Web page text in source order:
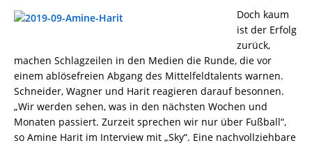
Doch kaum
ist der Erfolg
zurück,
machen Schlagzeilen in den Medien die Runde, die vor
einem ablösefreien Abgang des Mittelfeldtalents warnen.
Schneider, Wagner und Harit reagieren darauf besonnen.
„Wir werden sehen, was in den nächsten Wochen und
Monaten passiert. Zurzeit sprechen wir nur über Fußball“,
so Amine Harit im Interview mit „Sky“. Eine nachvollziehbare